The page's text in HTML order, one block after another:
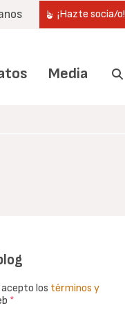
¡Hazte socia/o!
Media
los términos y
*